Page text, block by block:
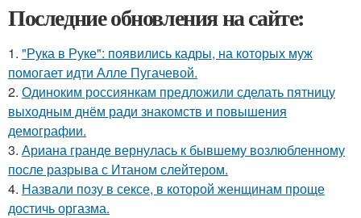
Последние обновления на сайте:
1. "Рука в Руке": появились кадры, на которых муж
помогает идти Алле Пугачевой.
2. Одиноким россиянкам предложили сделать пятницу
выходным днём ради знакомств и повышения
демографии.
3. Ариана гранде вернулась к бывшему возлюбленному
после разрыва с Итаном слейтером.
4. Назвали позу в сексе, в которой женщинам проще
достичь оргазма.